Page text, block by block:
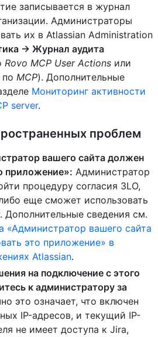
записывается в журнал
Администраторы
их в Atlassian Administration
→ Журнал аудита
Rovo MCP User Actions или
MCP). Дополнительные
Мониторинг активности
server.
проблем
вашего сайта должен
приложение»: Администратор
процедуру согласия 3LO,
еще сможет использовать
Дополнительные сведения см.
«Администратор вашего сайта
это приложение» в
Atlassian.
на подключение с этого
к администратору за
это означает, что включен
IP-адресов, и текущий IP-
не имеет доступа к Jira,